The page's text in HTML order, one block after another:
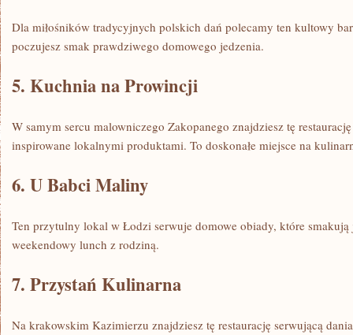
Dla miłośników tradycyjnych polskich dań polecamy ten kultowy
poczujesz smak⁤ prawdziwego domowego jedzenia.
5. ​Kuchnia na Prowincji
W ​samym sercu malowniczego Zakopanego znajdziesz tę
⁢inspirowane lokalnymi ​produktami. To doskonałe miejsce na​
6. U Babci Maliny
Ten przytulny lokal w Łodzi serwuje domowe obiady, które
weekendowy lunch z rodziną.
7. Przystań Kulinarna
Na krakowskim Kazimierzu ⁣znajdziesz ⁢tę restaurację serwującą